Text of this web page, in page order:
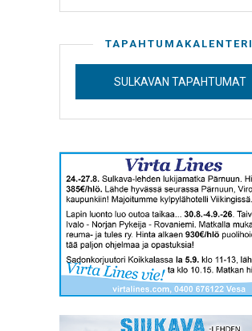
TAPAHTUMAKALENTERI
SULKAVAN TAPAHTUMAT